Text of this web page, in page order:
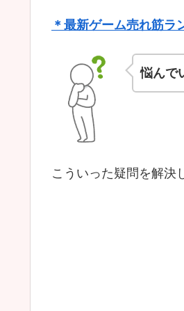
＊最新ゲーム売れ筋ラ
悩んで
こういった疑問を解決